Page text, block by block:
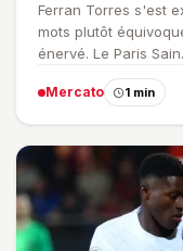
Ferran Torres s'est
mots plutôt
énervé. Le Paris
Mercato 1 min